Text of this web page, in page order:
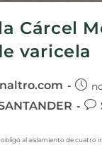
Cárcel
varicela
al aislamiento de